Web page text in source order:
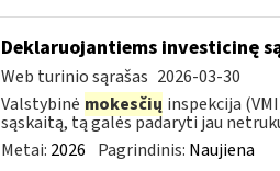
Deklaruojantiems investicinę
Web turinio sąrašas 2026-03-30
Valstybinė mokesčių inspekcija
sąskaitą, tą galės padaryti jau
Metai: 2026 Pagrindinis: Naujiena